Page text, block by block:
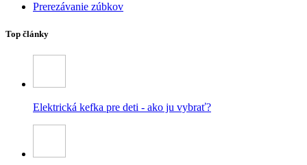
Prerezávanie zúbkov
Top články
Elektrická kefka pre deti - ako ju vybrať?